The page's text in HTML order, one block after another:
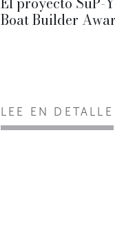
Boat Builder
LEE EN DETALLE